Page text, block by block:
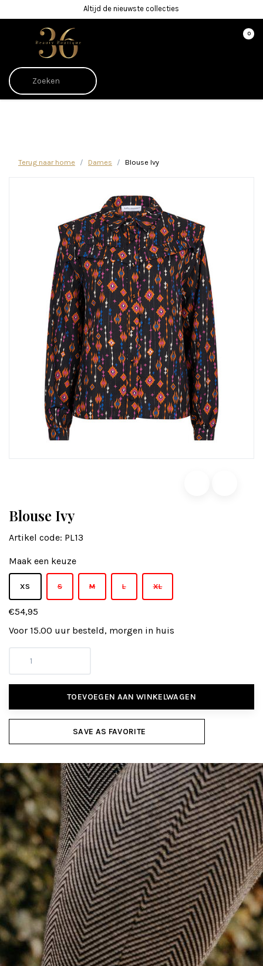
Altijd de nieuwste collecties
0
Terug naar home Dames Blouse Ivy
Blouse Ivy
Artikel code: PL13
Maak een keuze
XS S M L XL
€54,95
Voor 15.00 uur besteld, morgen in huis
TOEVOEGEN AAN WINKELWAGEN
SAVE AS FAVORITE